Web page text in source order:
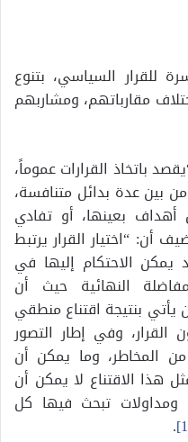
للقرار السياسي، بتنوع
مقارباتهم، ومشاربهم
باتخاذ القرارات عموماً،
بين عدة بدائل متنافسة،
بعينها، أو تفادي
أن: “اختيار القرار يرتبط
الاحتكام إليها في
النهائية حيث أن
يأتي بنتيجة اقتناع منطقي
وفي إطار التصور
المخاطر، وما يمكن أن
هذا الاقتناع لا يمكن أن
ومداولات تبحث فيها كل
.